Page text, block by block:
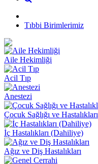
Tıbbi Birimlerimiz
Aile Hekimliği
Acil Tıp
Anestezi
Çocuk Sağlığı ve Hastalıkları
İç Hastalıkları (Dahiliye)
Ağız ve Diş Hastalıkları